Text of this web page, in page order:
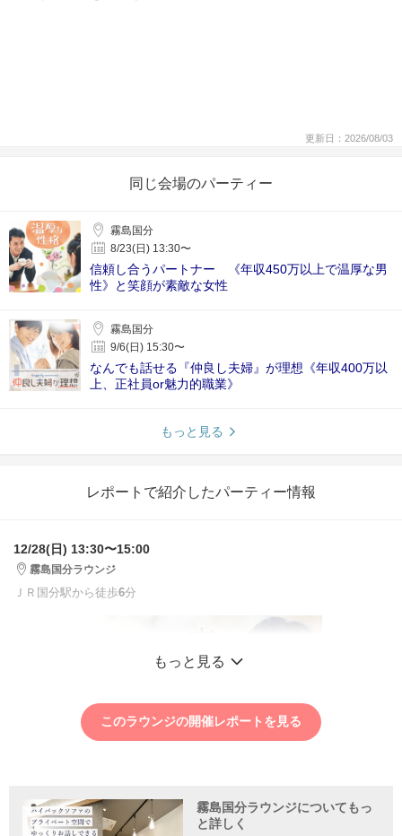
更新日：2026/08/03
同じ会場のパーティー
霧島国分
8/23(日) 13:30〜
信頼し合うパートナー 《年収450万以上で温厚な男
性》と笑顔が素敵な女性
霧島国分
9/6(日) 15:30〜
なんでも話せる『仲良し夫婦』が理想《年収400万以
上、正社員or魅力的職業》
もっと見る
レポートで紹介したパーティー情報
12/28(日) 13:30〜15:00
霧島国分ラウンジ
ＪＲ国分駅から徒歩6分
もっと見る
このラウンジの開催レポートを見る
霧島国分ラウンジについてもっ
と詳しく